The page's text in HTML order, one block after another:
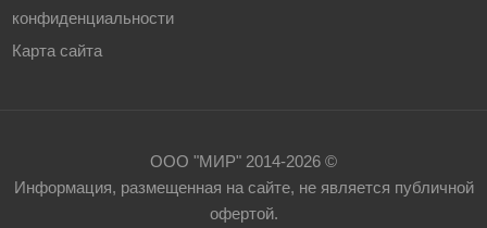
конфиденциальности
Карта сайта
ООО "МИР" 2014-2026 ©
Информация, размещенная на сайте, не является публичной
офертой.